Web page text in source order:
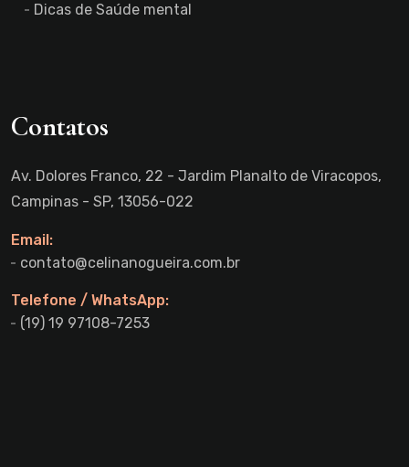
Dicas de Saúde mental
Contatos
Av. Dolores Franco, 22 - Jardim Planalto de Viracopos,
Campinas - SP, 13056-022
Email:
contato@celinanogueira.com.br
Telefone / WhatsApp:
(19) 19 97108-7253